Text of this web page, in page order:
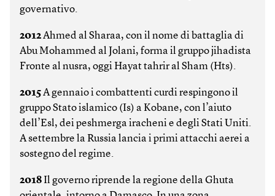
governativo.
2012Ahmed al Sharaa, con il nome di battaglia di
Abu Mohammed al Jolani, forma il gruppo jihadista
Fronte al nusra, oggi Hayat tahrir al Sham (Hts).
2015A gennaio i combattenti curdi respingono il
gruppo Stato islamico (Is) a Kobane, con l’aiuto
dell’Esl, dei peshmerga iracheni e degli Stati Uniti.
A settembre la Russia lancia i primi attacchi aerei a
sostegno del regime.
2018Il governo riprende la regione della Ghuta